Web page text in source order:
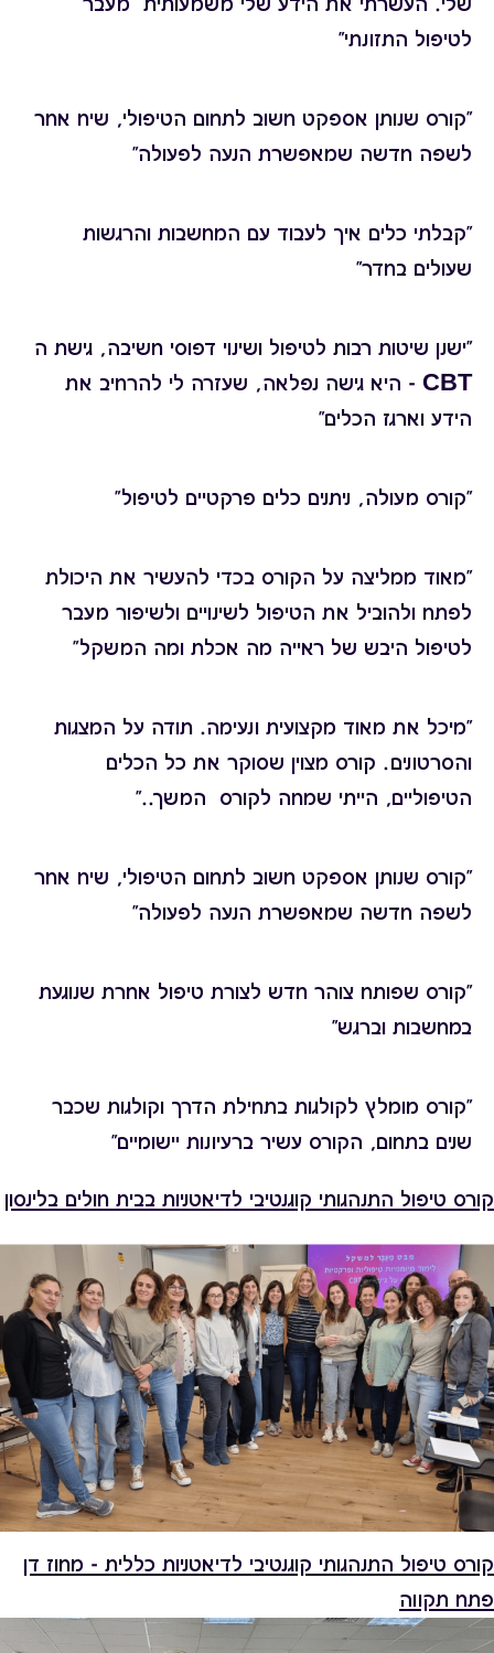
לטיפול התזונתי"
"קורס שנותן אספקט חשוב לתחום הטיפולי, שיח אחר
לשפה חדשה שמאפשרת הנעה לפעולה"
"קבלתי כלים איך לעבוד עם המחשבות והרגשות
שעולים בחדר"
"ישנן שיטות רבות לטיפול ושינוי דפוסי חשיבה, גישת ה
CBT - היא גישה נפלאה, שעזרה לי להרחיב את
הידע וארגז הכלים"
"קורס מעולה, ניתנים כלים פרקטיים לטיפול"
"מאוד ממליצה על הקורס בכדי להעשיר את היכולת
לפתח ולהוביל את הטיפול לשינויים ולשיפור מעבר
לטיפול היבש של ראייה מה אכלת ומה המשקל"
"מיכל את מאוד מקצועית ונעימה. תודה על המצגות
והסרטונים. קורס מצוין שסוקר את כל הכלים
הטיפוליים, הייתי שמחה לקורס המשך.."
"קורס שנותן אספקט חשוב לתחום הטיפולי, שיח אחר
לשפה חדשה שמאפשרת הנעה לפעולה"
"קורס שפותח צוהר חדש לצורת טיפול אחרת שנוגעת
במחשבות וברגש"
"קורס מומלץ לקולגות בתחילת הדרך וקולגות שכבר
שנים בתחום, הקורס עשיר ברעיונות יישומיים"
קורס טיפול התנהגותי קוגנטיבי לדיאטניות בבית חולים בלינסון
קורס טיפול התנהגותי קוגנטיבי לדיאטניות כללית - מחוז דן
פתח תקווה